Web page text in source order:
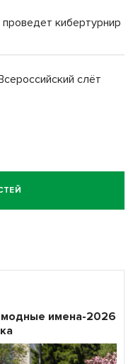
кибертурнир
слёт
имена-2026